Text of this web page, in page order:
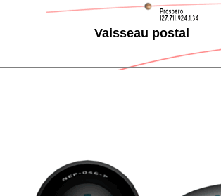
Vaisseau postal